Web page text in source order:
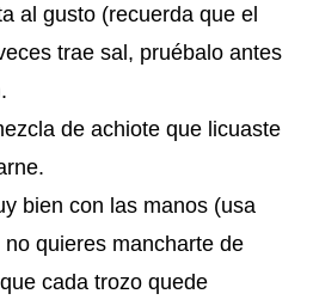
al gusto (recuerda que el
trae sal, pruébalo antes
de achiote que licuaste
bien con las manos (usa
quieres mancharte de
cada trozo quede